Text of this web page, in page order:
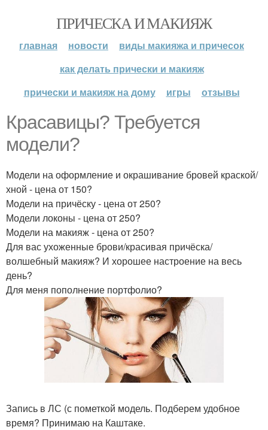
ПРИЧЕСКА И МАКИЯЖ
главная новости
виды макияжа и причесок
как делать прически и макияж
прически и макияж на дому
игры отзывы
Красавицы? Требуется
модели?
Модели на оформление и окрашивание бровей краской/
хной - цена от 150?
Модели на причёску - цена от 250?
Модели локоны - цена от 250?
Модели на макияж - цена от 250?
Для вас ухоженные брови/красивая причёска/
волшебный макияж? И хорошее настроение на весь
день?
Для меня пополнение портфолио?
Запись в ЛС (с пометкой модель. Подберем удобное
время? Принимаю на Каштаке.